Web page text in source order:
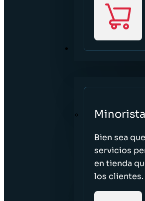
SECTORES
Minorista
Bien sea
servicios
en tienda
los clientes.